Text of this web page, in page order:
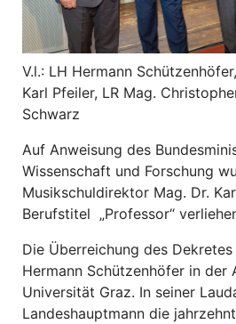
V.l.: LH Hermann
Karl Pfeiler, LR Mag.
Schwarz
Auf Anweisung des
Wissenschaft und Forschung
Musikschuldirektor Mag. Dr.
Berufstitel „Professor“
Die Überreichung des
Hermann Schützenhöfer in der
Universität Graz. In seiner
Landeshauptmann die